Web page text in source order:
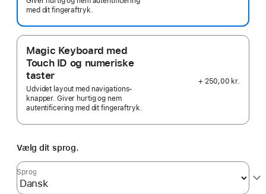
med dit fingeraftryk.
Magic Keyboard med
Touch ID og numeriske
taster
Udvidet layout med navigations­
knapper. Giver hurtig og nem
autentificering med dit fingeraftryk.
+ 250,00 kr.
Vælg dit sprog.
Sprog